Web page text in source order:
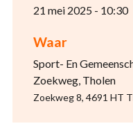
21 mei 2025 - 10:30
Waar
Sport- En
Zoekweg, Tholen
Zoekweg 8, 4691 HT